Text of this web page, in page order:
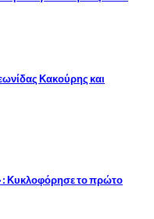
Κακούρης και
το πρώτο